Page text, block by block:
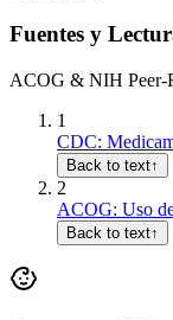
Fuentes y
ACOG & NIH Peer-
1
CDC:
Back to text↑
2
ACOG: Uso
Back to text↑